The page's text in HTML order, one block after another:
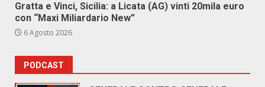
Gratta e Vinci, Sicilia: a Licata (AG) vinti 20mila euro
con “Maxi Miliardario New”
6 Agosto 2026
PODCAST